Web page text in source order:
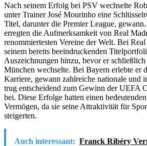
Nach seinem Erfolg bei PSV wechselte
unter Trainer José Mourinho eine
Titel, darunter die Premier League,
erregten die Aufmerksamkeit von Real
renommiertesten Vereine der Welt. Bei
seinem bereits beeindruckenden
Auszeichnungen hinzu, bevor er
München wechselte. Bei Bayern erlebte er
Karriere, gewann zahlreiche nationale und
trug entscheidend zum Gewinn der UEFA
bei. Diese Erfolge hatten einen
Vermögen, da sie seine Attraktivität für
steigerten.
Auch interessant: Franck Ribéry